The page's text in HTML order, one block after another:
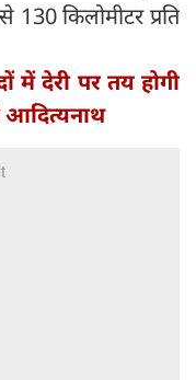
130 किलोमीटर प्रति
में देरी पर तय होगी
आदित्यनाथ